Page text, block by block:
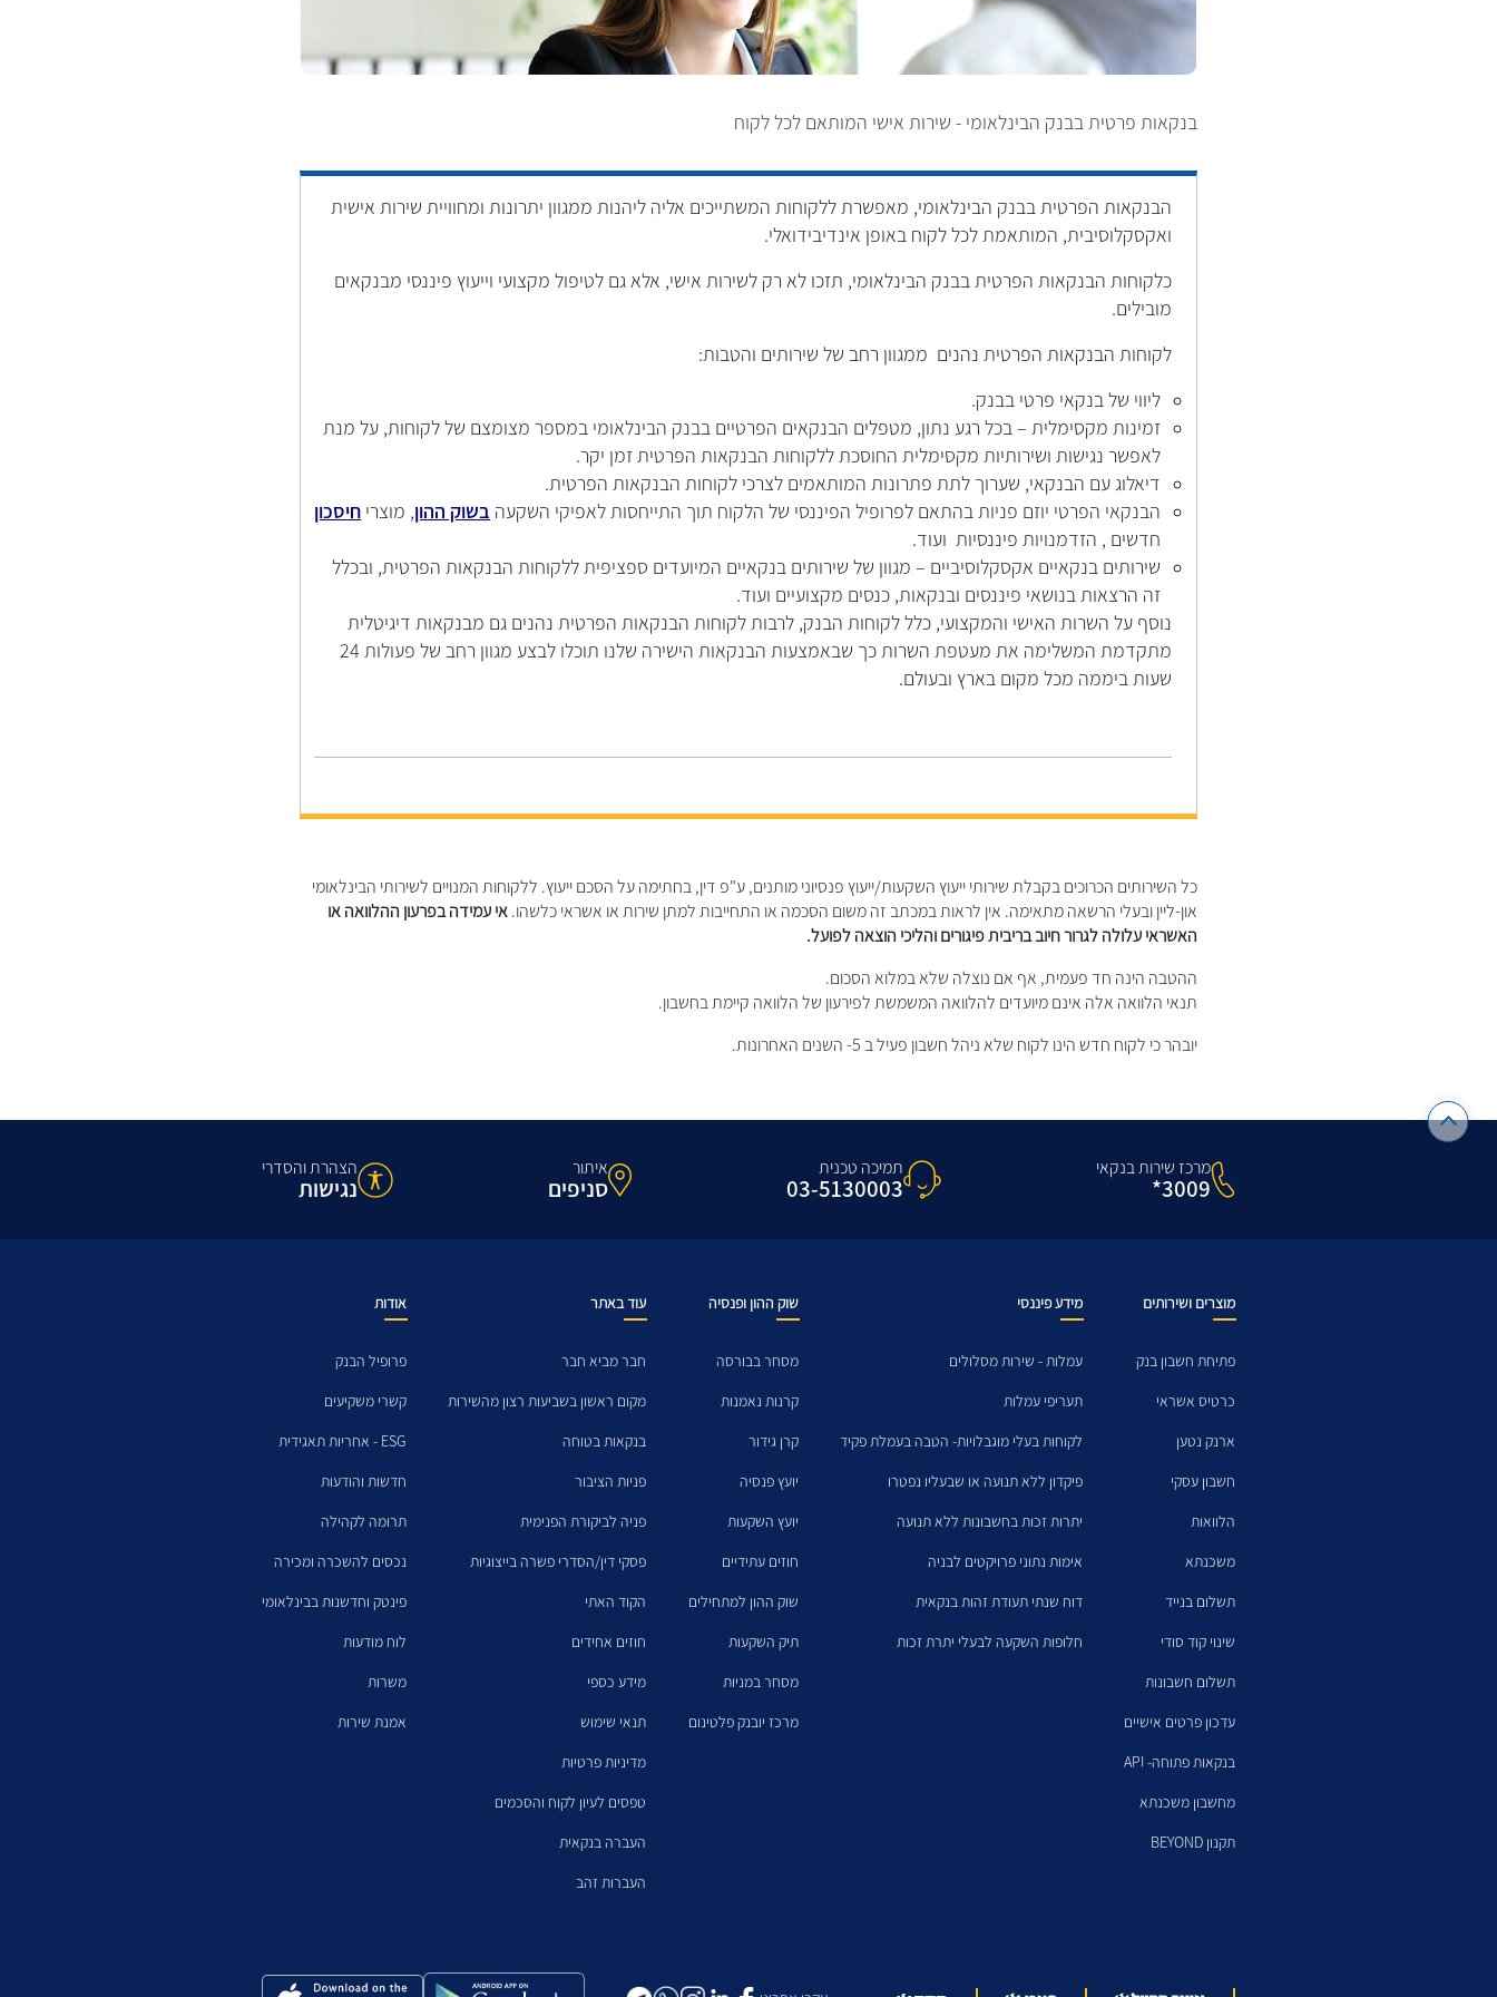
בנקאות פרטית בבנק הבינלאומי - שירות אישי המותאם לכל לקוח
הבנקאות הפרטית בבנק הבינלאומי, מאפשרת ללקוחות המשתייכים אליה ליהנות ממגוון יתרונות ומחוויית שירות אישית
ואקסקלוסיבית, המותאמת לכל לקוח באופן אינדיבידואלי.
כלקוחות הבנקאות הפרטית בבנק הבינלאומי, תזכו לא רק לשירות אישי, אלא גם לטיפול מקצועי וייעוץ פיננסי מבנקאים
מובילים.
לקוחות הבנקאות הפרטית נהנים ממגוון רחב של שירותים והטבות:
ליווי של בנקאי פרטי בבנק.
זמינות מקסימלית – בכל רגע נתון, מטפלים הבנקאים הפרטיים בבנק הבינלאומי במספר מצומצם של לקוחות, על מנת
לאפשר נגישות ושירותיות מקסימלית החוסכת ללקוחות הבנקאות הפרטית זמן יקר.
דיאלוג עם הבנקאי, שערוך לתת פתרונות המותאמים לצרכי לקוחות הבנקאות הפרטית.
הבנקאי הפרטי יוזם פניות בהתאם לפרופיל הפיננסי של הלקוח תוך התייחסות לאפיקי השקעה בשוק ההון, מוצרי חיסכון
חדשים , הזדמנויות פיננסיות ועוד.
שירותים בנקאיים אקסקלוסיביים – מגוון של שירותים בנקאיים המיועדים ספציפית ללקוחות הבנקאות הפרטית, ובכלל
זה הרצאות בנושאי פיננסים ובנקאות, כנסים מקצועיים ועוד.
נוסף על השרות האישי והמקצועי, כלל לקוחות הבנק, לרבות לקוחות הבנקאות הפרטית נהנים גם מבנקאות דיגיטלית
מתקדמת המשלימה את מעטפת השרות כך שבאמצעות הבנקאות הישירה שלנו תוכלו לבצע מגוון רחב של פעולות 24
שעות ביממה מכל מקום בארץ ובעולם.
כל השירותים הכרוכים בקבלת שירותי ייעוץ השקעות/ייעוץ פנסיוני מותנים, ע"פ דין, בחתימה על הסכם ייעוץ. ללקוחות המנויים לשירותי הבינלאומי
און-ליין ובעלי הרשאה מתאימה. אין לראות במכתב זה משום הסכמה או התחייבות למתן שירות או אשראי כלשהו. אי עמידה בפרעון ההלוואה או
האשראי עלולה לגרור חיוב בריבית פיגורים והליכי הוצאה לפועל.
ההטבה הינה חד פעמית, אף אם נוצלה שלא במלוא הסכום.
תנאי הלוואה אלה אינם מיועדים להלוואה המשמשת לפירעון של הלוואה קיימת בחשבון.
יובהר כי לקוח חדש הינו לקוח שלא ניהל חשבון פעיל ב 5- השנים האחרונות.
מרכז שירות בנקאי
3009*
תמיכה טכנית
03-5130003
איתור
סניפים
הצהרת והסדרי
נגישות
מוצרים ושירותים
פתיחת חשבון בנק
כרטיס אשראי
ארנק נטען
חשבון עסקי
הלוואות
משכנתא
תשלום בנייד
שינוי קוד סודי
תשלום חשבונות
עדכון פרטים אישיים
בנקאות פתוחה- API
מחשבון משכנתא
תקנון BEYOND
מידע פיננסי
עמלות - שירות מסלולים
תעריפי עמלות
לקוחות בעלי מוגבלויות- הטבה בעמלת פקיד
פיקדון ללא תנועה או שבעליו נפטרו
יתרות זכות בחשבונות ללא תנועה
אימות נתוני פרויקטים לבניה
דוח שנתי תעודת זהות בנקאית
חלופות השקעה לבעלי יתרת זכות
שוק ההון ופנסיה
מסחר בבורסה
קרנות נאמנות
קרן גידור
יועץ פנסיה
יועץ השקעות
חוזים עתידיים
שוק ההון למתחילים
תיק השקעות
מסחר במניות
מרכז יובנק פלטינום
עוד באתר
חבר מביא חבר
מקום ראשון בשביעות רצון מהשירות
בנקאות בטוחה
פניות הציבור
פניה לביקורת הפנימית
פסקי דין/הסדרי פשרה בייצוגיות
הקוד האתי
חוזים אחידים
מידע כספי
תנאי שימוש
מדיניות פרטיות
טפסים לעיון לקוח והסכמים
העברה בנקאית
העברות זהב
אודות
פרופיל הבנק
קשרי משקיעים
ESG - אחריות תאגידית
חדשות והודעות
תרומה לקהילה
נכסים להשכרה ומכירה
פינטק וחדשנות בבינלאומי
לוח מודעות
משרות
אמנת שירות